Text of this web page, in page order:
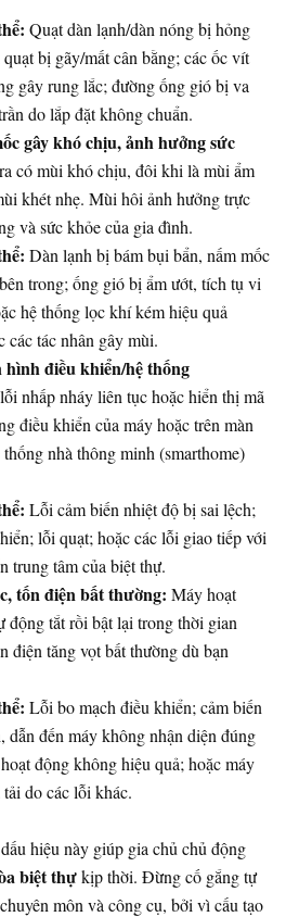
Quạt dàn lạnh/dàn nóng bị hỏng
bị gãy/mất cân bằng; các ốc vít
gây rung lắc; đường ống gió bị va
do lắp đặt không chuẩn.
gây khó chịu, ảnh hưởng sức
có mùi khó chịu, đôi khi là mùi ẩm
khét nhẹ. Mùi hôi ảnh hưởng trực
và sức khỏe của gia đình.
Dàn lạnh bị bám bụi bẩn, nấm mốc
trong; ống gió bị ẩm ướt, tích tụ vi
hệ thống lọc khí kém hiệu quả
các tác nhân gây mùi.
điều khiển/hệ thống
nhấp nháy liên tục hoặc hiển thị mã
điều khiển của máy hoặc trên màn
nhà thông minh (smarthome)
Lỗi cảm biến nhiệt độ bị sai lệch;
lỗi quạt; hoặc các lỗi giao tiếp với
trung tâm của biệt thự.
tốn điện bất thường: Máy hoạt
động tắt rồi bật lại trong thời gian
điện tăng vọt bất thường dù bạn
Lỗi bo mạch điều khiển; cảm biến
dẫn đến máy không nhận diện đúng
động không hiệu quả; hoặc máy
do các lỗi khác.
hiệu này giúp gia chủ chủ động
biệt thựkịp thời. Đừng cố gắng tự
môn và công cụ, bởi vì cấu tạo